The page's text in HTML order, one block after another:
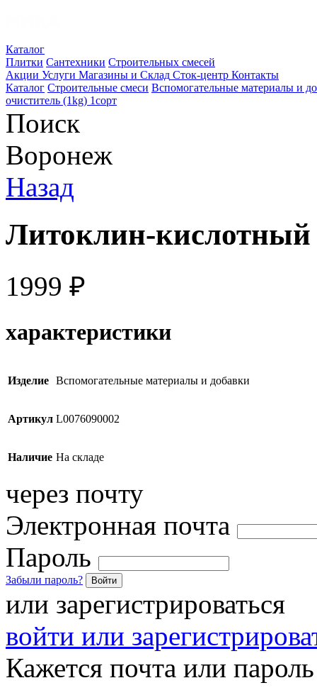
Каталог
Плитки Сантехники Строительных смесей
Акции Услуги Магазины и Склад Сток-центр Контакты
Каталог Строительные смеси Вспомогательные материалы и
очиститель (1kg) 1сорт
Поиск
Воронеж
Назад
Литоклин-кислотный
1999 ₽
характеристики
Изделие Вспомогательные материалы и добавки
Артикул L0076090002
Наличие На складе
через почту
Электронная почта
Пароль
Забыли пароль? Войти
или зарегистрироваться
войти или
Кажется почта или